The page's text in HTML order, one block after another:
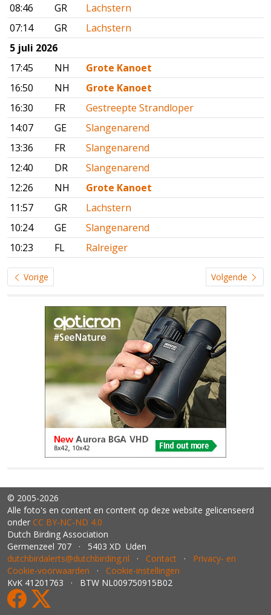
08:46
GR
Lachstern
07:14
GR
Lachstern
5 juli 2026
17:45
NH
Grote Kanoet
16:50
NH
Grote Kanoet
16:30
FR
Gestreepte Strandloper
14:07
GE
Slangenarend
13:36
FR
Slangenarend
12:40
DR
Slangenarend
12:26
NH
Grote Kanoet
11:57
GR
Lachstern
10:24
GE
Slangenarend
10:23
FL Ralreiger
Vorige Volgende
© 2005-2026
Alle foto's en content en content op deze website gelicenseerd
onder CC BY‑NC‑ND 4.0
Dutch Birding Association
Germenzeel 707 · 5403 XD Uden
dutchbirdalerts@dutchbirding.nl · Contact · Privacy- en
Cookie-voorwaarden · Cookie-instellingen
KvK 41201763 · BTW NL009750915B02